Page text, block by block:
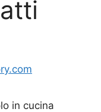
in cucina